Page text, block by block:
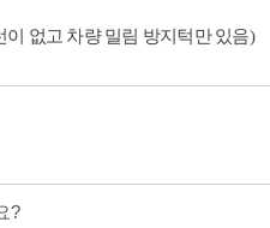
없고 차량 밀림 방지턱만 있음)
?